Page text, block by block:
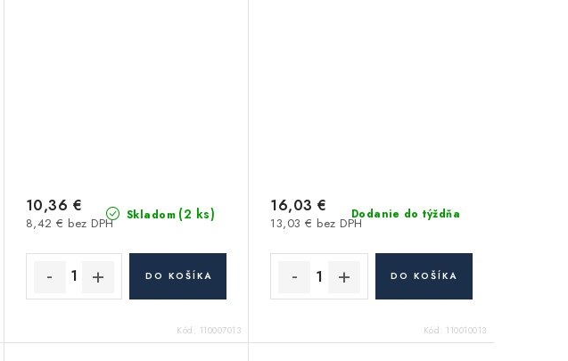
Skladom (2 ks)
8,42 € bez DPH
10,36 €
DO KOŠÍKA
Kód: 110007013
Dodanie do týždňa
13,03 € bez DPH
16,03 €
DO KOŠÍKA
Kód: 110010013